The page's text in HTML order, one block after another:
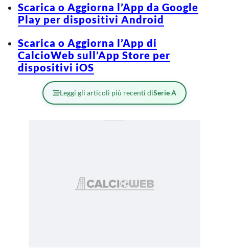
Scarica o Aggiorna l’App da Google
Play per dispositivi Android
Scarica o Aggiorna l’App di
CalcioWeb sull’App Store per
dispositivi iOS
Leggi gli articoli più recenti diSerie A